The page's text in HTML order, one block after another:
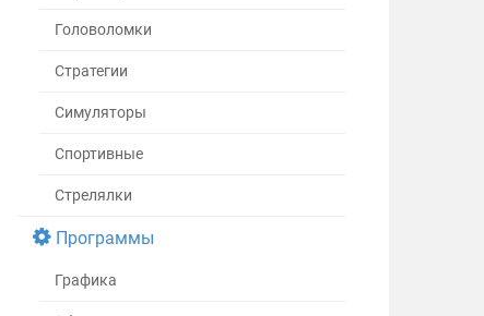
Головоломки
Стратегии
Симуляторы
Спортивные
Стрелялки
Программы
Графика